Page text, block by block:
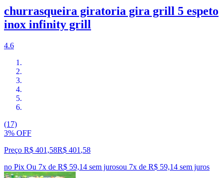
churrasqueira giratoria gira grill 5 espeto
inox infinity grill
4.6
(17)
3% OFF
Preço R$ 401,58R$ 401 ,58
no Pix Ou 7x de R$ 59,14 sem jurosou 7x de R$ 59,14 sem juros